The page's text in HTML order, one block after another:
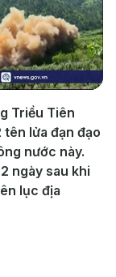
Triều Tiên
tên lửa đạn đạo
nước này.
ngày sau khi
lục địa